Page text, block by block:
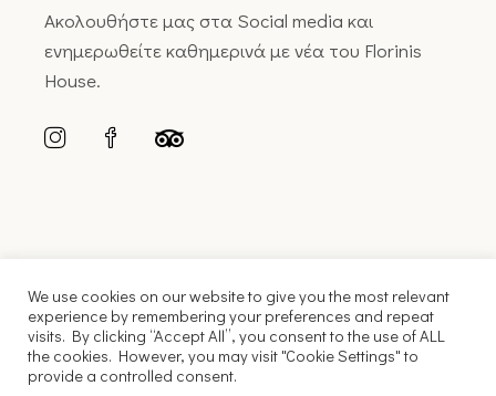
Ακολουθήστε μας στα Social media και
ενημερωθείτε καθημερινά με νέα του Florinis
House.
© 2022 Florinis House |Κατασκευή Ιστοσελίδας FLYNT
We use cookies on our website to give you the most relevant
experience by remembering your preferences and repeat
visits. By clicking “Accept All”, you consent to the use of ALL
the cookies. However, you may visit "Cookie Settings" to
provide a controlled consent.